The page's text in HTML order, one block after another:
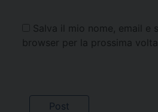
Salva il mio nome, email e
browser per la prossima